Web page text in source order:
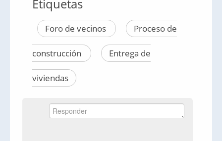
Etiquetas
Foro de vecinos Proceso de
construcción Entrega de
viviendas